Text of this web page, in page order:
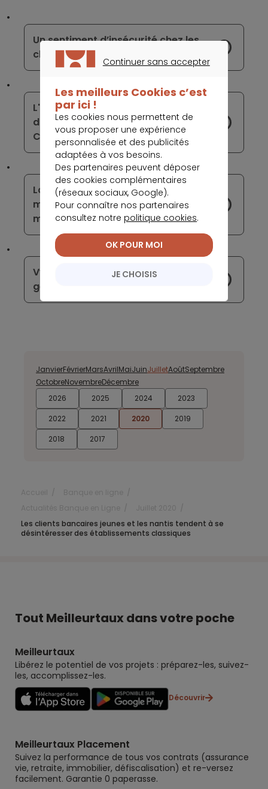
Un sentiment d’insécurité chez les
clients des néobanques
L'Angleterre ne baisse pas les bras
dans le combat contre les aléas du
Coronavirus.
La concurrence s’intensifie sur le
marché des offres bancaires pour
mineurs
Vybe se veut être une banque pour la
génération Z
2026 2025 2024
2023
2022
2021 2020
2019
2018
2017
JanvierFévrierMarsAvrilMaiJuinJuilletAoûtSeptembre
OctobreNovembreDécembre
Les clients bancaires jeunes et les nantis tendent à se
désintéresser des établissements classiques
Tout Meilleurtaux dans votre poche
Meilleurtaux
Libérez le potentiel de vos projets : préparez-les, suivez-
les, accomplissez-les.
Découvrir
Meilleurtaux Placement
Suivez la performance de tous vos contrats (assurance
vie, retraite, immobilier, défiscalisation) et re-versez
facilement. Garantie 0 paperasse.
Continuer sans accepter
Les meilleurs Cookies c’est
par ici !
Les cookies nous permettent de
vous proposer une expérience
personnalisée et des publicités
adaptées à vos besoins.
Des partenaires peuvent déposer
des cookies complémentaires
(réseaux sociaux, Google).
Pour connaître nos partenaires
consultez notre politique cookies.
JE CHOISIS
OK POUR MOI